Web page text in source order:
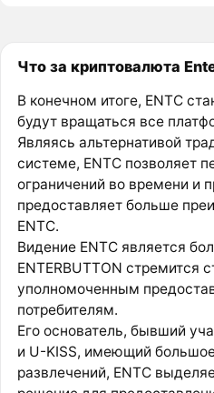
Что за криптовалюта
В конечном итоге, ENTC
будут вращаться все
Являясь альтернативой
системе, ENTC позволяет
ограничений во времени и
предоставляет больше
ENTC.
Видение ENTC является
ENTERBUTTON стремится
уполномоченным
потребителям.
Его основатель, бывший
и U-KISS, имеющий
развлечений, ENTC